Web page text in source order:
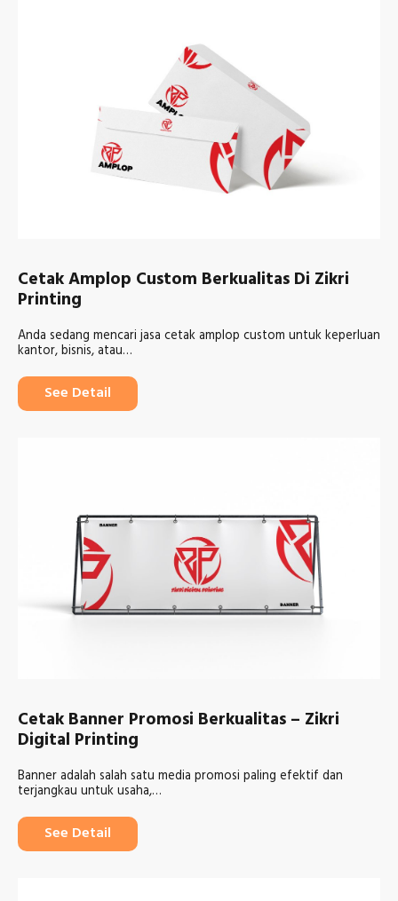
Cetak Amplop Custom Berkualitas Di Zikri
Printing
Anda sedang mencari jasa cetak amplop custom untuk keperluan
kantor, bisnis, atau…
See Detail
Cetak Banner Promosi Berkualitas – Zikri
Digital Printing
Banner adalah salah satu media promosi paling efektif dan
terjangkau untuk usaha,…
See Detail